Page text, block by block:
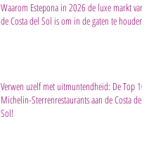
Waarom Estepona in 2026 de luxe markt van
de Costa del Sol is om in de gaten te houden
Verwen uzelf met uitmuntendheid: De Top 10
Michelin-Sterrenrestaurants aan de Costa del
Sol!